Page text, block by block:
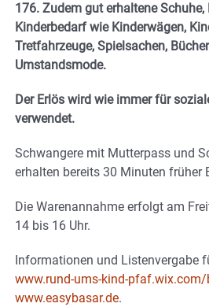
176. Zudem gut erhaltene Schuhe,
Kinderbedarf wie Kinderwägen,
Tretfahrzeuge, Spielsachen,
Umstandsmode.
Der Erlös wird wie immer für
verwendet.
Schwangere mit Mutterpass und
erhalten bereits 30 Minuten früher
Die Warenannahme erfolgt am
14 bis 16 Uhr.
Informationen und Listenvergabe
www.rund-ums-kind-
www.easybasar.de.